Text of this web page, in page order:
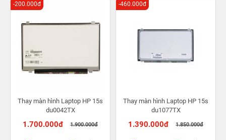
Thay màn hình Laptop HP 15s
du0042TX
1.700.000đ 1.900.000đ
-200.000đ
Thay màn hình Laptop HP 15s
du1077TX
1.390.000đ 1.850.000đ
-460.000đ